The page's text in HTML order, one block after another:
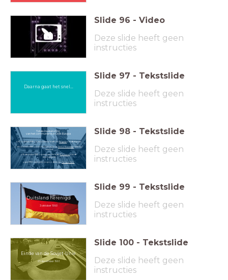
Slide 96 - Video
Deze slide heeft geen
instructies
Daarna gaat het snel...
Slide 97 - Tekstslide
Deze slide heeft geen
instructies
Totale ineenstorting
van het communisme in Oost-Europa
16 november 1989: communistische leider van Bulgarije wordt afgezet
28 november 1989: communistische partij van Tjecho-Slowakijestaat haar
macht af
25 december 1989: communistische leider Roemenië wordt
terechtgesteld
april 1990: vrije verkiezingen in delen vanJoegoslavië
Slide 98 - Tekstslide
Deze slide heeft geen
instructies
Duitsland herenigd
3 oktober 1990
Slide 99 - Tekstslide
Deze slide heeft geen
instructies
Einde van de Sovjet-Unie
25 december 1991
Slide 100 - Tekstslide
Deze slide heeft geen
instructies